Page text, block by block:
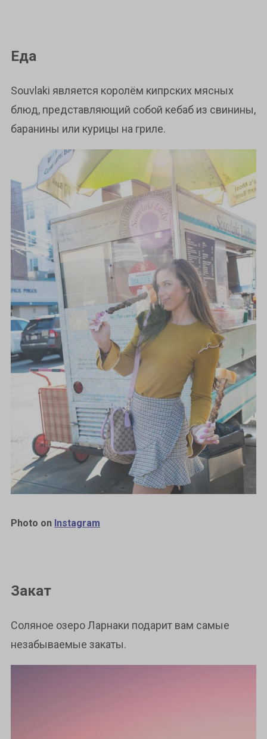
Еда
Souvlaki является королём кипрских мясных
блюд, представляющий собой кебаб из свинины,
баранины или курицы на гриле.
Photo on Instagram
Закат
Соляное озеро Ларнаки подарит вам самые
незабываемые закаты.